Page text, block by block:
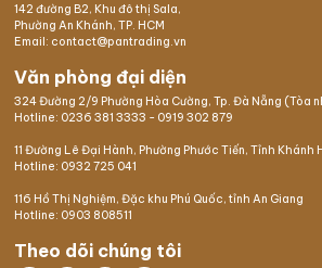
142 đường B2, Khu đô thị Sala,
Phường An Khánh, TP. HCM
Email: contact@pantrading.vn
Văn phòng đại diện
324 Đường 2/9 Phường Hòa Cường, Tp. Đà Nẵng (Tòa
Hotline: 0236 381 3333 - 0919 302 879
11 Đường Lê Đại Hành, Phường Phước Tiến, Tỉnh Khánh
Hotline: 0932 725 041
116 Hồ Thị Nghiệm, Đặc khu Phú Quốc, tỉnh An Giang
Hotline: 0903 808511
Theo dõi chúng tôi